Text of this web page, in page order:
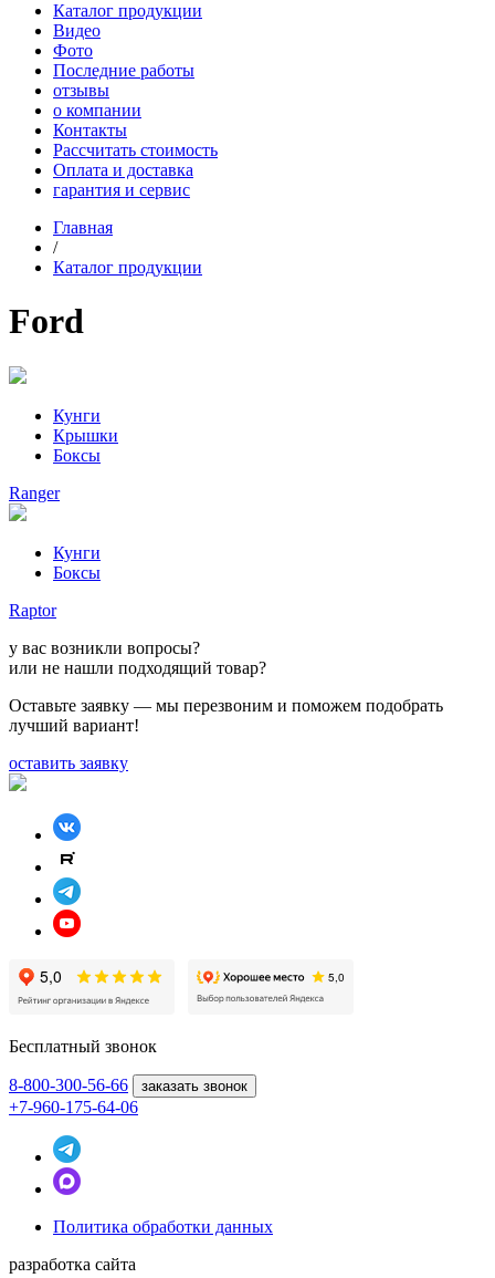
Каталог продукции
Видео
Фото
Последние работы
отзывы
о компании
Контакты
Рассчитать стоимость
Оплата и доставка
гарантия и сервис
Главная
/
Каталог продукции
Ford
Кунги
Крышки
Боксы
Ranger
Кунги
Боксы
Raptor
у вас возникли вопросы?
или не нашли подходящий товар?
Оставьте заявку — мы перезвоним и поможем подобрать
лучший вариант!
оставить заявку
Бесплатный звонок
8-800-300-56-66 заказать звонок
+7-960-175-64-06
Политика обработки данных
разработка сайта